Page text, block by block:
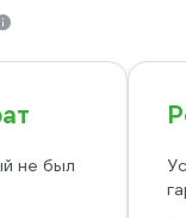
не был